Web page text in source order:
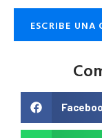
ESCRIBE UNA